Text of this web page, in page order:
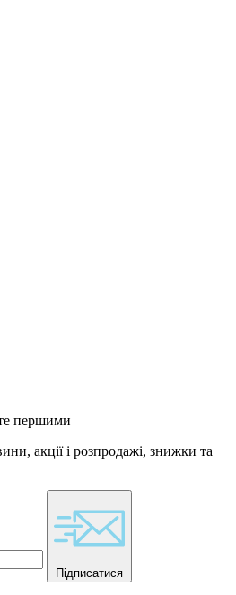
першими
акції і розпродажі, знижки та
Підписатися